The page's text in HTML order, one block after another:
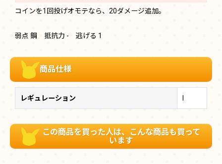
コインを1回投げオモテなら、20ダメージ追加。
弱点 鋼 抵抗力 - 逃げる 1
商品仕様
レギュレーション
この商品を買った人は、こんな商品も買って
います